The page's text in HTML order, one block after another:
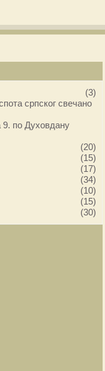
(3)
српског свечано
по Духовдану
(20)
(15)
(17)
(34)
(10)
(15)
(30)